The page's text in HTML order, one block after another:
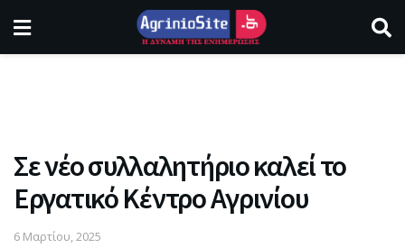
Σε νέο συλλαλητήριο καλεί το
Εργατικό Κέντρο Αγρινίου
6 Μαρτίου, 2025